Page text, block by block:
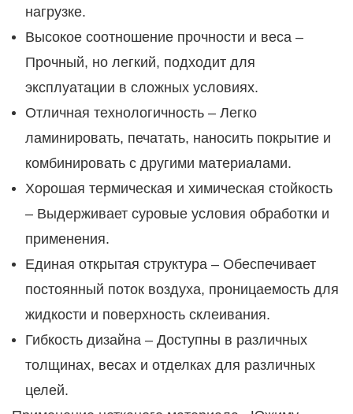
нагрузке.
Высокое соотношение прочности и веса –
Прочный, но легкий, подходит для
эксплуатации в сложных условиях.
Отличная технологичность – Легко
ламинировать, печатать, наносить покрытие и
комбинировать с другими материалами.
Хорошая термическая и химическая стойкость
– Выдерживает суровые условия обработки и
применения.
Единая открытая структура – Обеспечивает
постоянный поток воздуха, проницаемость для
жидкости и поверхность склеивания.
Гибкость дизайна – Доступны в различных
толщинах, весах и отделках для различных
целей.